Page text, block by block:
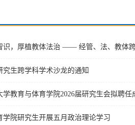
识，厚植教体法治 —— 经管、法、教体
究生跨学科学术沙龙的通知
学教育与体育学院2026届研究生会拟聘任
学院研究生开展五月政治理论学习